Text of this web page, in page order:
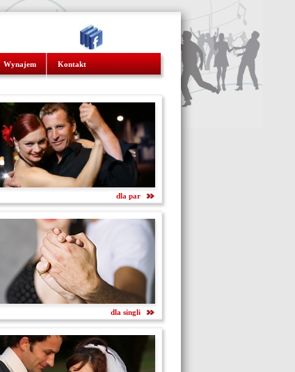
Wynajem Kontakt
dla par
dla singli